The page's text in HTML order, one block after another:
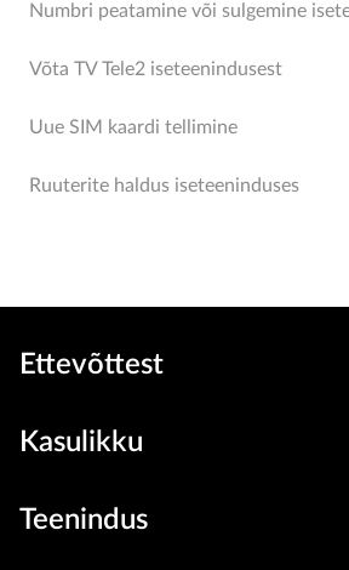
Numbri peatamine või sulgemine
Võta TV Tele2 iseteenindusest
Uue SIM kaardi tellimine
Ruuterite haldus iseteeninduses
Ettevõttest
Kasulikku
Teenindus